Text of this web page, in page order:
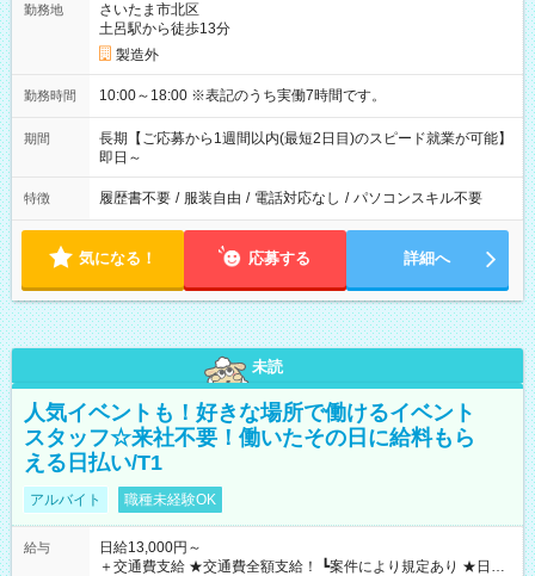
勤務地
さいたま市北区
土呂駅から徒歩13分
製造外
勤務時間 10:00～18:00 ※表記のうち実働7時間です。
期間
長期【ご応募から1週間以内(最短2日目)のスピード就業が可能】
即日～
特徴 履歴書不要 / 服装自由 / 電話対応なし / パソコンスキル不要
気になる！ 応募する 詳細へ
未読
人気イベントも！好きな場所で働けるイベント
スタッフ☆来社不要！働いたその日に給料もら
える日払い/T1
アルバイト 職種未経験OK
給与
日給13,000円～
＋交通費支給 ★交通費全額支給！ ┗案件により規定あり ★日払